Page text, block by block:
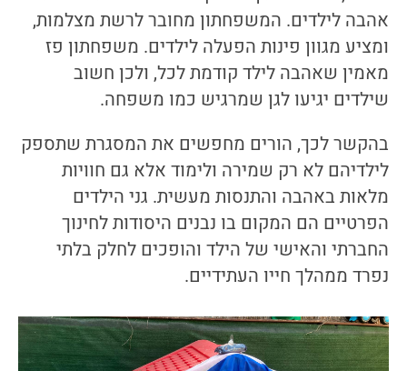
אהבה לילדים. המשפחתון מחובר לרשת מצלמות,
ומציע מגוון פינות הפעלה לילדים. משפחתון פז
מאמין שאהבה לילד קודמת לכל, ולכן חשוב
שילדים יגיעו לגן שמרגיש כמו משפחה.
בהקשר לכך, הורים מחפשים את המסגרת שתספק
לילדיהם לא רק שמירה ולימוד אלא גם חוויות
מלאות באהבה והתנסות מעשית. גני הילדים
הפרטיים הם המקום בו נבנים היסודות לחינוך
החברתי והאישי של הילד והופכים לחלק בלתי
נפרד ממהלך חייו העתידיים.